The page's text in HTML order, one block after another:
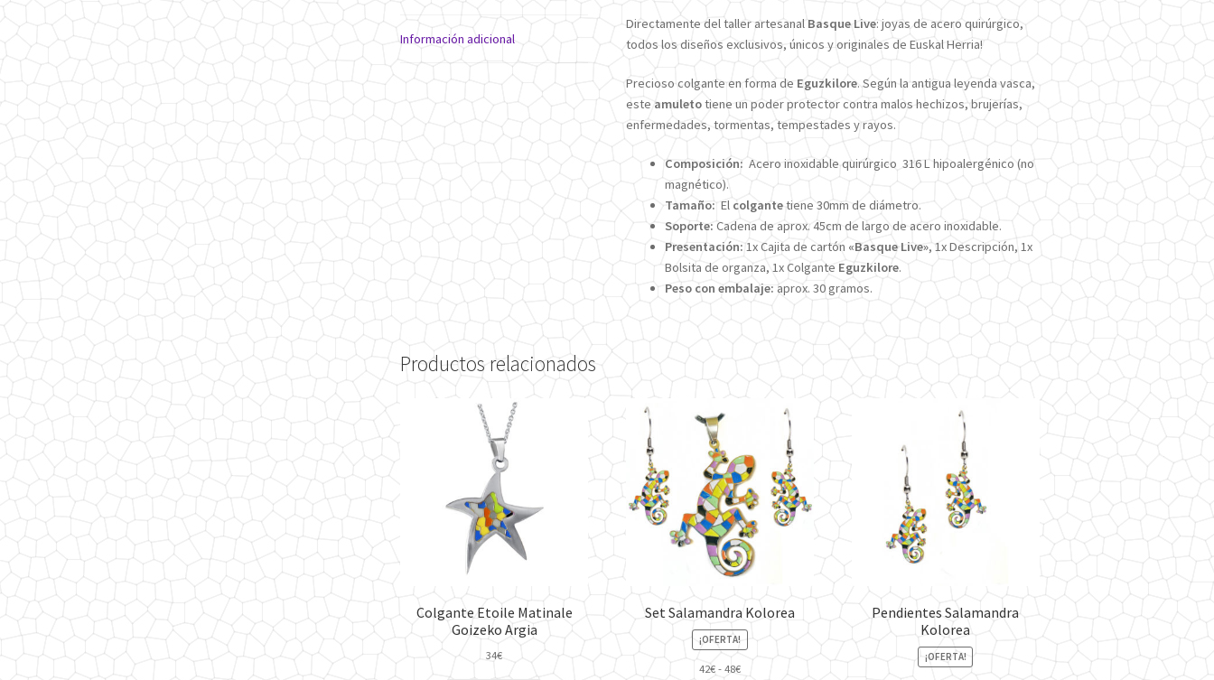
Información adicional
Directamente del taller artesanalBasque Live: joyas de acero quirúrgico,
todos los diseños exclusivos, únicos y originales de Euskal Herria!
Precioso colgante en forma de Eguzkilore. Según la antigua leyenda vasca,
este amuletotiene un poder protector contra malos hechizos, brujerías,
enfermedades, tormentas, tempestades y rayos.
Composición: Acero inoxidable quirúrgico 316 L hipoalergénico (no
magnético).
Tamaño:El colgantetiene 30mm de diámetro.
Soporte: Cadena de aprox. 45cm de largo de acero inoxidable.
Presentación:1x Cajita de cartón «Basque Live», 1x Descripción, 1x
Bolsita de organza, 1x Colgante Eguzkilore.
Peso con embalaje: aprox. 30 gramos.
Productos relacionados
Colgante Etoile Matinale
Goizeko Argia
34€
Set Salamandra Kolorea
¡OFERTA!
42€ - 48€Rango
Pendientes Salamandra
Kolorea
¡OFERTA!